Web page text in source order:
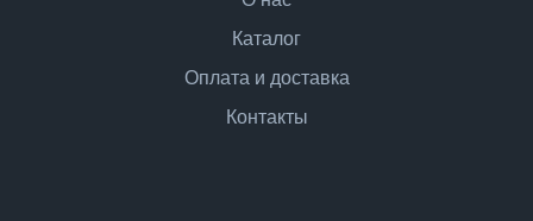
Каталог
Оплата и доставка
Контакты